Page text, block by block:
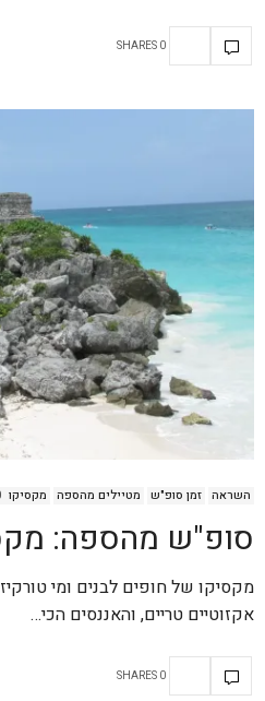
0 SHARES
השראה זמן סופ"ש מטיילים מהספה מקסיקו
סופ"ש מהספה:
מקסיקו של חופים לבנים ומי
אקזוטיים טריים, והאננסים הכי…
0 SHARES